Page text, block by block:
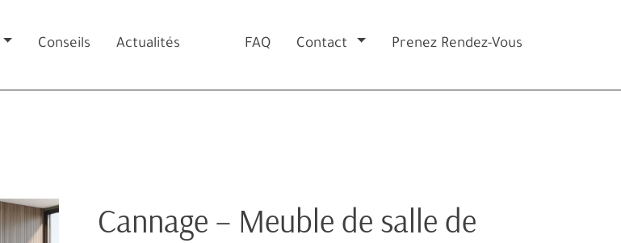
Cannage – Meuble de salle de
Conseils Actualités FAQ Contact Prenez Rendez-Vous